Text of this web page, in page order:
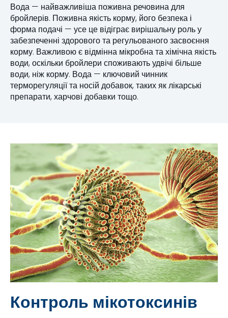
Вода — найважливіша поживна речовина для
бройлерів. Поживна якість корму, його безпека і
форма подачі — усе це відіграє вирішальну роль у
забезпеченні здорового та регульованого засвоєння
корму. Важливою є відмінна мікробна та хімічна якість
води, оскільки бройлери споживають удвічі більше
води, ніж корму. Вода — ключовий чинник
терморегуляції та носій добавок, таких як лікарські
препарати, харчові добавки тощо.
Контроль мікотоксинів